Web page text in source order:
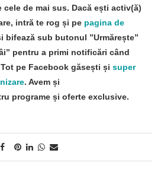
de mai sus. Dacă ești activ(ă)
intră te rog și pe pagina de
bifează sub butonul ”Urmărește”
pentru a primi notificări când
pe Facebook găsești și super
. Avem și
programe și oferte exclusive.